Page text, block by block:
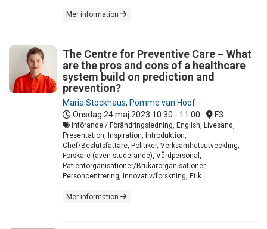
Mer information
The Centre for Preventive Care – What
are the pros and cons of a healthcare
system build on prediction and
prevention?
Maria Stockhaus, Pomme van Hoof
Onsdag 24 maj 2023 10:30 - 11:00 F3
Införande / Förändringsledning, English, Livesänd,
Presentation, Inspiration, Introduktion,
Chef/Beslutsfattare, Politiker, Verksamhetsutveckling,
Forskare (även studerande), Vårdpersonal,
Patientorganisationer/Brukarorganisationer,
Personcentrering, Innovativ/forskning, Etik
Mer information